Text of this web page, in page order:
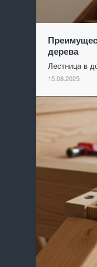
дерева
Лестница в
15.08.2025